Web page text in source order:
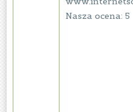
Nasza ocena: 5